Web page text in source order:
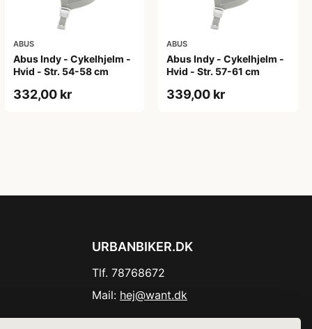
ABUS
Abus Indy - Cykelhjelm -
Hvid - Str. 54-58 cm
332,00 kr
ABUS
Abus Indy - Cykelhjelm -
Hvid - Str. 57-61 cm
339,00 kr
URBANBIKER.DK
Tlf. 78768672
Mail: hej@want.dk